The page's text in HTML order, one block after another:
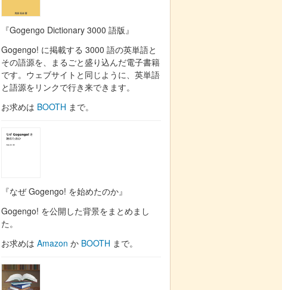
『Gogengo Dictionary 3000 語版』
Gogengo! に掲載する 3000 語の英単語と
その語源を、まるごと盛り込んだ電子書籍
です。ウェブサイトと同じように、英単語
と語源をリンクで行き来できます。
お求めは BOOTH まで。
『なぜ Gogengo! を始めたのか』
Gogengo! を公開した背景をまとめまし
た。
お求めは Amazon か BOOTH まで。